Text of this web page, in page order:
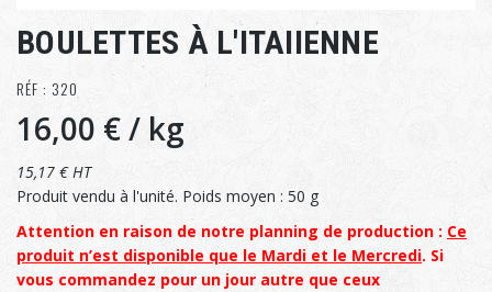
BOULETTES À L'ITAIIENNE
RÉF : 320
16,00 €/ kg
15,17 € HT
Produit vendu à l'unité. Poids moyen : 50 g
Attention en raison de notre planning de production : Ce
produit n’est disponible que le Mardi et le Mercredi. Si
vous commandez pour un jour autre que ceux